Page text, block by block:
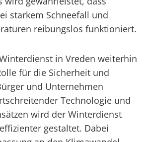
starkem Schneefall und
reibungslos funktioniert.
in Vreden weiterhin
für die Sicherheit und
und Unternehmen
Technologie und
wird der Winterdienst
gestaltet. Dabei